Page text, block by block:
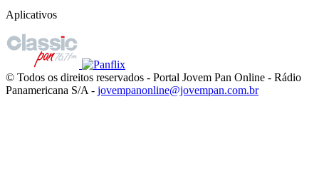
Aplicativos
© Todos os direitos reservados - Portal Jovem Pan Online - Rádio
Panamericana S/A - jovempanonline@jovempan.com.br